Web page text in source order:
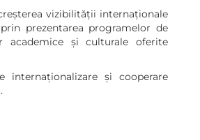
vizibilității internaționale
prezentarea programelor de
și culturale oferite
internaționalizare și cooperare